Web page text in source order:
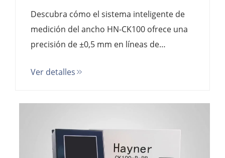
residuos en un 90 % | Guía de
compras 2025
Descubra cómo el sistema inteligente de
medición del ancho HN-CK100 ofrece una
precisión de ±0,5 mm en líneas de
costo de marcas europeas como Kündig y
análisis de retorno de la inversión (ROI) y
de películas que actualizan sus métodos
manuales de medición.
Ver detalles